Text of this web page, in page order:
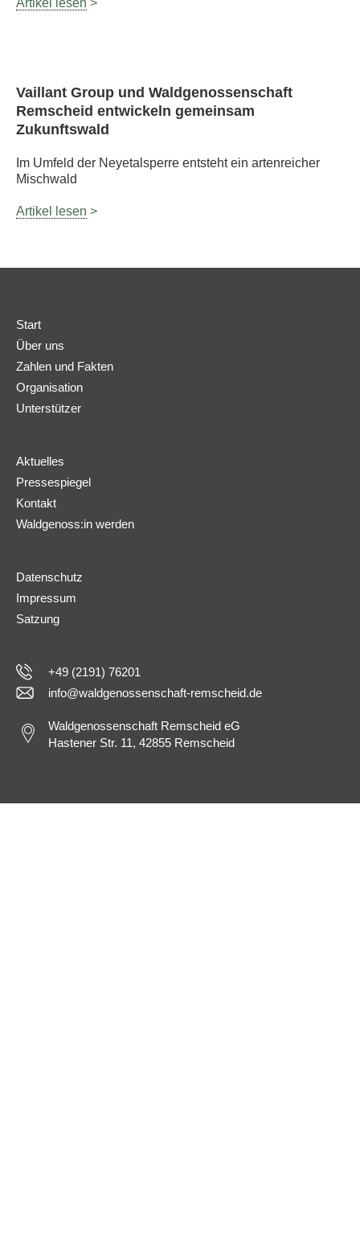
Artikel lesen >
Vaillant Group und Waldgenossenschaft
Remscheid entwickeln gemeinsam
Zukunftswald
Im Umfeld der Neyetalsperre entsteht ein artenreicher
Mischwald
Artikel lesen >
Start
Über uns
Zahlen und Fakten
Organisation
Unterstützer
Aktuelles
Pressespiegel
Kontakt
Waldgenoss:in werden
Datenschutz
Impressum
Satzung
+49 (2191) 76201
info@waldgenossenschaft-remscheid.de
Waldgenossenschaft Remscheid eG
Hastener Str. 11, 42855 Remscheid